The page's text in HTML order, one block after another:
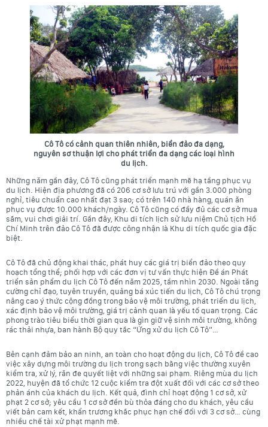
Cô Tô có cảnh quan thiên nhiên, biển đảo đa dạng,
nguyên sơ thuận lợi cho phát triển đa dạng các loại hình
du lịch.
Những năm gần đây, Cô Tô cũng phát triển mạnh mẽ hạ tầng phục vụ
du lịch. Hiện địa phương đã có 206 cơ sở lưu trú với gần 3.000 phòng
nghỉ, tiêu chuẩn cao nhất đạt 3 sao; có trên 140 nhà hàng, quán ăn
phục vụ được 10.000 khách/ngày. Cô Tô cũng có đầy đủ các cơ sở mua
sắm, vui chơi giải trí. Gần đây, Khu di tích lịch sử lưu niệm Chủ tịch Hồ
Chí Minh trên đảo Cô Tô đã được công nhận là Khu di tích quốc gia đặc
biệt.
Cô Tô đã chủ động khai thác, phát huy các giá trị biển đảo theo quy
hoạch tổng thể; phối hợp với các đơn vị tư vấn thực hiện Đề án Phát
triển sản phẩm du lịch Cô Tô đến năm 2025, tầm nhìn 2030. Ngoài tăng
cường chỉ đạo, tuyên truyền, quảng bá xúc tiến du lịch, Cô Tô chú trọng
nâng cao ý thức cộng đồng trong bảo vệ môi trường, phát triển du lịch,
xác định bảo vệ môi trường, giá trị cảnh quan là yếu tố quan trọng. Các
phong trào tiêu biểu thời gian qua là gìn giữ vệ sinh môi trường, không
rác thải nhựa, ban hành Bộ quy tắc “Ứng xử du lịch Cô Tô”…
Bên cạnh đảm bảo an ninh, an toàn cho hoạt động du lịch, Cô Tô đề cao
việc xây dựng môi trường du lịch trong sạch bằng việc thường xuyên
kiểm tra, xử lý, răn đe quyết liệt với những sai phạm. Riêng mùa du lịch
2022, huyện đã tổ chức 12 cuộc kiểm tra đột xuất đối với các cơ sở theo
phản ánh của khách du lịch. Kết quả, đình chỉ hoạt động 1 cơ sở, xử
phạt 2 cơ sở; yêu cầu 1 cơ sở đền bù thỏa đáng cho du khách, yêu cầu
viết bản cam kết, khẩn trương khắc phục hạn chế đối với 3 cơ sở… cùng
nhiều chế tài xử phạt mạnh mẽ.